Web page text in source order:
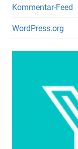
Kommentar-Feed
WordPress.org